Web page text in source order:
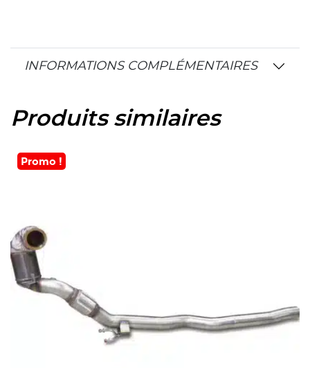
INFORMATIONS COMPLÉMENTAIRES
Produits similaires
Promo !